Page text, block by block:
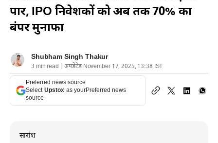
पार, IPO निवेशकों को अब तक 70% का
बंपर मुनाफा
Shubham Singh Thakur
3 min read | अपडेटेड November 17, 2025, 13:38 IST
Preferred news source
Select Upstox as yourPreferred news
source
सारांश